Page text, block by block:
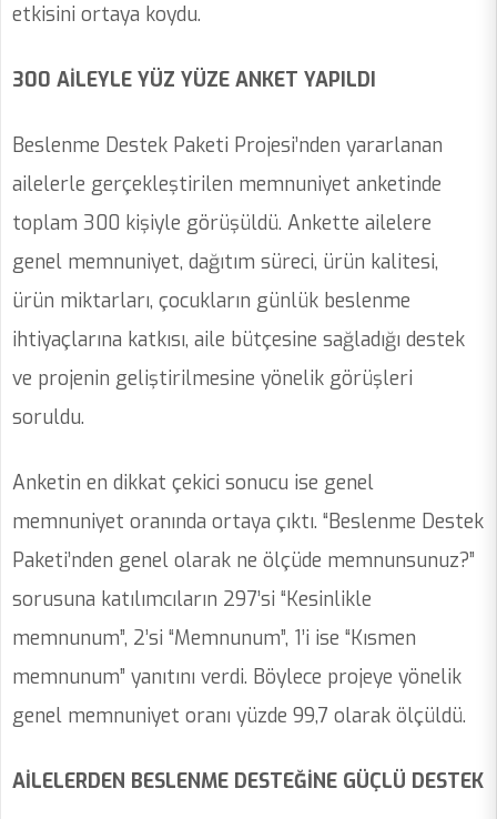
etkisini ortaya koydu.
300 AİLEYLE YÜZ YÜZE ANKET YAPILDI
Beslenme Destek Paketi Projesi’nden yararlanan
ailelerle gerçekleştirilen memnuniyet anketinde
toplam 300 kişiyle görüşüldü. Ankette ailelere
genel memnuniyet, dağıtım süreci, ürün kalitesi,
ürün miktarları, çocukların günlük beslenme
ihtiyaçlarına katkısı, aile bütçesine sağladığı destek
ve projenin geliştirilmesine yönelik görüşleri
soruldu.
Anketin en dikkat çekici sonucu ise genel
memnuniyet oranında ortaya çıktı. “Beslenme Destek
Paketi’nden genel olarak ne ölçüde memnunsunuz?”
sorusuna katılımcıların 297’si “Kesinlikle
memnunum”, 2’si “Memnunum”, 1’i ise “Kısmen
memnunum” yanıtını verdi. Böylece projeye yönelik
genel memnuniyet oranı yüzde 99,7 olarak ölçüldü.
AİLELERDEN BESLENME DESTEĞİNE GÜÇLÜ DESTEK